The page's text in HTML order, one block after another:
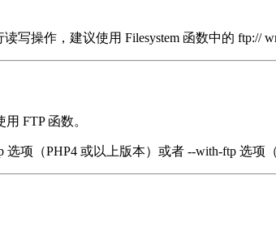
操作，建议使用 Filesystem 函数中的 ftp://
FTP 函数。
项（PHP4 或以上版本）或者 --with-ftp 选项（